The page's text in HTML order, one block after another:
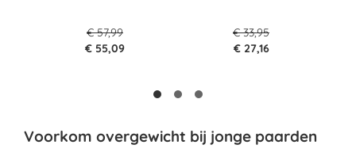
€ 57,99
€ 55,09
€ 33,95
€ 27,16
Voorkom overgewicht bij jonge paarden